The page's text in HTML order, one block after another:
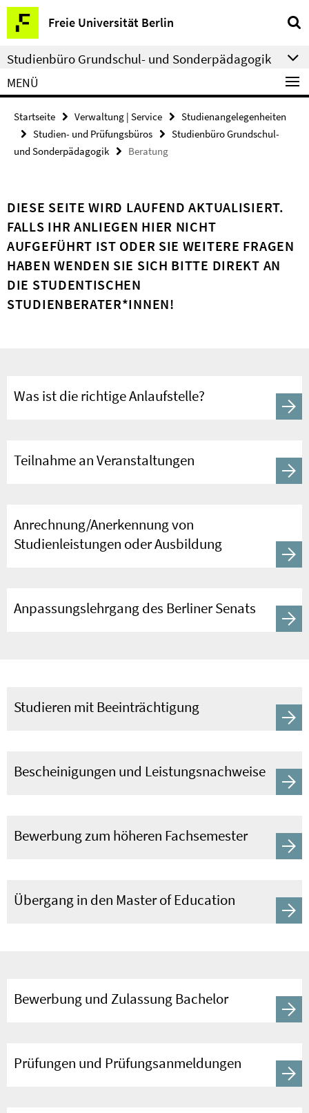
Springe
direkt
zu
Inhalt
Freie Universität Berlin
Service-
Navigation
Studienbüro Grundschul- und Sonderpädagogik
MENÜ
Startseite Verwaltung | Service
Studienangelegenheiten
Studien- und Prüfungsbüros
Studienbüro Grundschul-
und Sonderpädagogik
Beratung
DIESE SEITE WIRD LAUFEND AKTUALISIERT.
FALLS IHR ANLIEGEN HIER NICHT
AUFGEFÜHRT IST ODER SIE WEITERE FRAGEN
HABEN WENDEN SIE SICH BITTE DIREKT AN
DIE STUDENTISCHEN
STUDIENBERATER*INNEN!
Was ist die richtige Anlaufstelle?
Teilnahme an Veranstaltungen
Anrechnung/Anerkennung von
Studienleistungen oder Ausbildung
Anpassungslehrgang des Berliner Senats
Studieren mit Beeinträchtigung
Bescheinigungen und Leistungsnachweise
Bewerbung zum höheren Fachsemester
Übergang in den Master of Education
Bewerbung und Zulassung Bachelor
Prüfungen und Prüfungsanmeldungen